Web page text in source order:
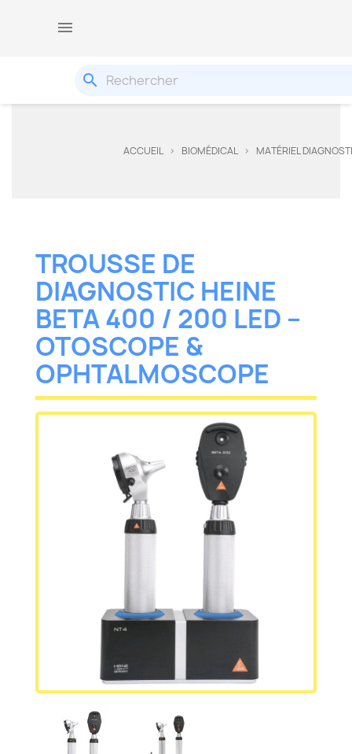

search
ACCUEIL BIOMÉDICAL MATÉRIEL
TROUSSE DE
DIAGNOSTIC HEINE
BETA 400 / 200 LED –
OTOSCOPE &
OPHTALMOSCOPE